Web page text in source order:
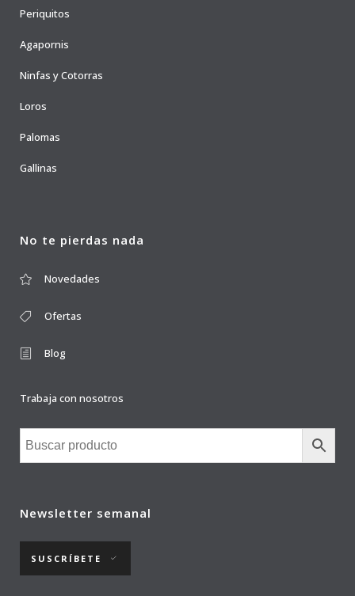
Periquitos
Agapornis
Ninfas y Cotorras
Loros
Palomas
Gallinas
No te pierdas nada
Novedades
Ofertas
Blog
Trabaja con nosotros
Newsletter semanal
SUSCRÍBETE